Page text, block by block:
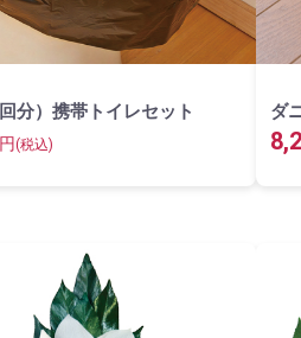
回分）携帯トイレセット
(税込)
ダ